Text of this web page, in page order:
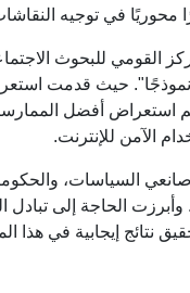
محوريًا في توجيه
القومي للبحوث
حيث قدمت
تم استعراض أفضل
الآمن للإنترنت.
السياسات،
وأبرزت الحاجة إلى
نتائج إيجابية في هذا